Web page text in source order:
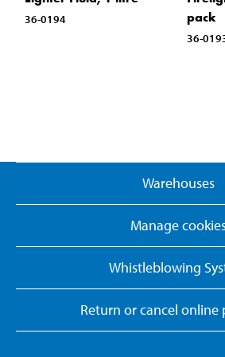
36-0194
pack
36-
Warehouses
Manage
Whistleblowing
Return or cancel online